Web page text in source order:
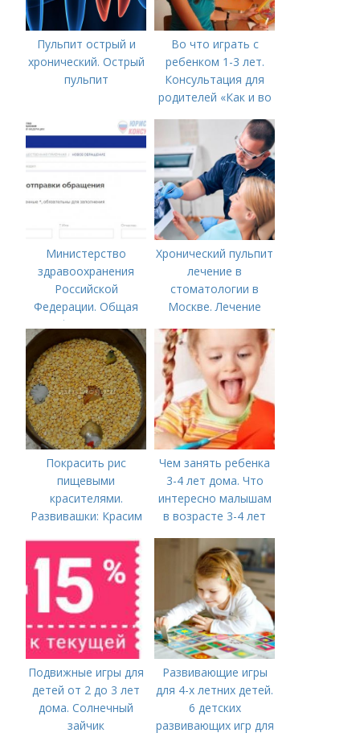
Пульпит острый и
хронический. Острый
пульпит
Во что играть с
ребенком 1-3 лет.
Консультация для
родителей «Как и во
ребенком от 1,5 до 3
лет»
Министерство
здравоохранения
Российской
Федерации. Общая
информация о
Министерстве
здравоохранения
Российской
Федерации
Хронический пульпит
лечение в
стоматологии в
Москве. Лечение
Московской области
Покрасить рис
пищевыми
красителями.
Развивашки: Красим
коробочек.
Чем занять ребенка
3-4 лет дома. Что
интересно малышам
в возрасте 3-4 лет
Подвижные игры для
детей от 2 до 3 лет
дома. Солнечный
зайчик
Развивающие игры
для 4-х летних детей.
6 детских
развивающих игр для